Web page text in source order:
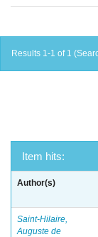
Results 1-1 of 1
Item hits:
Author(s)
Saint-Hilaire,
Auguste de